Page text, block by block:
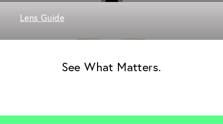
Lens Guide
See What Matters.